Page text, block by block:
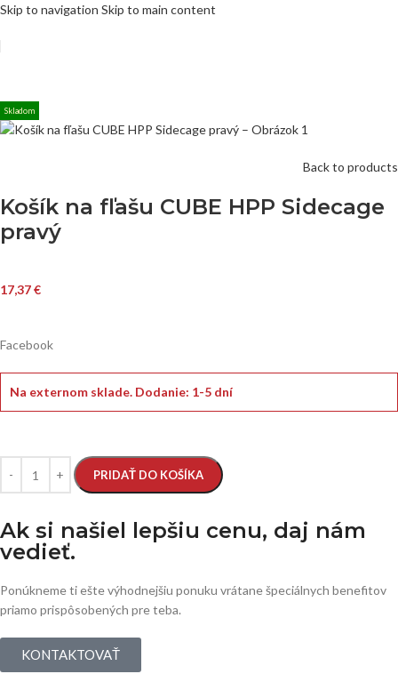
Skip to navigation Skip to main content
Skladom
Back to products
Košík na fľašu CUBE HPP Sidecage
pravý
17,37€
Facebook
Na externom sklade. Dodanie: 1-5 dní
PRIDAŤ DO KOŠÍKA
Ak si našiel lepšiu cenu, daj nám
vedieť.
Ponúkneme ti ešte výhodnejšiu ponuku vrátane špeciálnych benefitov
priamo prispôsobených pre teba.
KONTAKTOVAŤ